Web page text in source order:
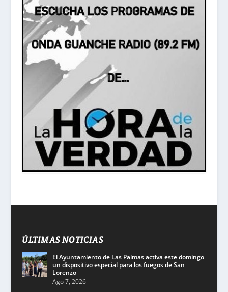
ÚLTIMAS NOTICIAS
El Ayuntamiento de Las Palmas activa este domingo
un dispositivo especial para los fuegos de San
Lorenzo
Ago 7, 2026